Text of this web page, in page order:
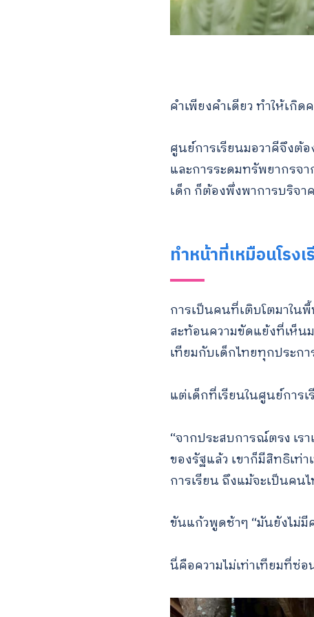
คำเพียงคำเดียว ทำให้เกิ
ศูนย์การเรียนมอวาคีจึงต้
และการระดมทรัพยากรจ
เด็ก ก็ต้องพึ่งพาการบริจาค
ทำหน้าที่เหมือนโรง
การเป็นคนที่เติบโตมาใน
สะท้อนความขัดแย้งที่เห็น
เทียมกับเด็กไทยทุกประก
แต่เด็กที่เรียนในศูนย์การ
“จากประสบการณ์ตรง เร
ของรัฐแล้ว เขาก็มีสิทธิเท่
การเรียน ถึงแม้จะเป็นคน
ขันแก้วพูดช้าๆ “มันยังไม่มี
นี่คือความไม่เท่าเทียมที่ซ่